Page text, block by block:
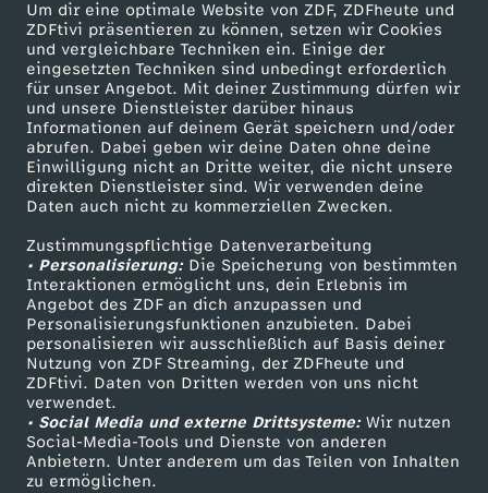
Um dir eine optimale Website von ZDF, ZDFheute und
ZDFtivi präsentieren zu können, setzen wir Cookies
und vergleichbare Techniken ein. Einige der
eingesetzten Techniken sind unbedingt erforderlich
für unser Angebot. Mit deiner Zustimmung dürfen wir
und unsere Dienstleister darüber hinaus
Informationen auf deinem Gerät speichern und/oder
abrufen. Dabei geben wir deine Daten ohne deine
Einwilligung nicht an Dritte weiter, die nicht unsere
direkten Dienstleister sind. Wir verwenden deine
Daten auch nicht zu kommerziellen Zwecken.
Zustimmungspflichtige Datenverarbeitung
• Personalisierung:Die Speicherung von bestimmten
Interaktionen ermöglicht uns, dein Erlebnis im
Angebot des ZDF an dich anzupassen und
Personalisierungsfunktionen anzubieten. Dabei
personalisieren wir ausschließlich auf Basis deiner
Nutzung von ZDF Streaming, der ZDFheute und
ZDFtivi. Daten von Dritten werden von uns nicht
verwendet.
• Social Media und externe Drittsysteme:Wir nutzen
Social-Media-Tools und Dienste von anderen
Anbietern. Unter anderem um das Teilen von Inhalten
zu ermöglichen.
Mehr ZDF
ZDF-Apps
Smart TV
ZDFtext
Livestreams
Sendungen A-Z
TV-Programm
Service
ZDFmitreden
Kontakt zum ZDF
Tickets
Zuschauerservice
Hilfe
ZDF Unternehmen
Karriere